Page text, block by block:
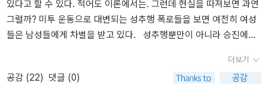
커밍아웃을 하는 연예인을 이해할 수 있다. 심지어 응원할 수도 있다.
하지만 내 아이가 그런 성향이라면 그건 나만의 비밀이 될지도 모른
다. 모든 일은 나에게도 일어날 수 있는데, 나에게만은 일어나지 않기
사이를 오가는 중인지도 모른다. ‘나’가 ‘젠’을 외면하지 않고 집으로
데리고 왔을 때 딸은 엄마가 당황스럽다. 딸과 ‘그 애’, 그리고 ‘나’가
도 결국은 눈물을 흘리며 안겨드는 어린 것들. 곁에서 떨어지려고 하
지 않는 아이들로 인해 지치다가도 겨우 몇 년만 지나면 사춘기가 찾
아와 엄마가 뭘 알아!라며 방문을 쾅 닫고 들어가 버리겠지, 하는 생각
로 키운 자식이 내게서 떨어져 자기만의 세계로 가버리는 것. 세상의
부모들은 그 공허함을 어떻게 딛고 살아가는 걸까. 그게 힘들어서 어
있다고 할 수 있다. 적어도 이론에서는. 그런데 현실을 따져보면 과연
그럴까? 미투 운동으로 대변되는 성추행 폭로들을 보면 여전히 여성
들은 남성들에게 차별을 받고 있다. 성추행뿐만이 아니라 승진에서
은 더욱 힘든 삶을 살아갈 수밖에 없겠다. 여성이라는 존재에 성소수
자라는 존재가 덧붙여지니 이들이 서로를 보듬고 더 나은 조건으로
더보기
공감 (22) 댓글 (0)